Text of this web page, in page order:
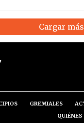
Cargar
GREMIALES
QUIÉNES